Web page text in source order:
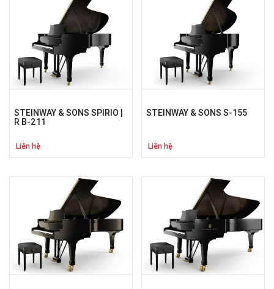
STEINWAY & SONS SPIRIO |
R B-211
Liên hệ
STEINWAY & SONS S-155
Liên hệ